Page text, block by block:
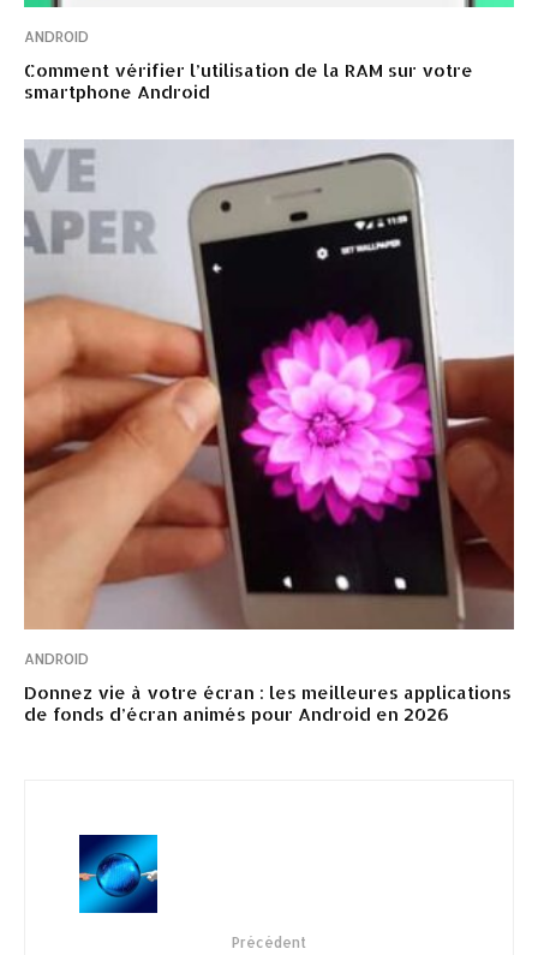
ANDROID
Comment vérifier l’utilisation de la RAM sur votre
smartphone Android
ANDROID
Donnez vie à votre écran : les meilleures applications
de fonds d’écran animés pour Android en 2026
Précédent